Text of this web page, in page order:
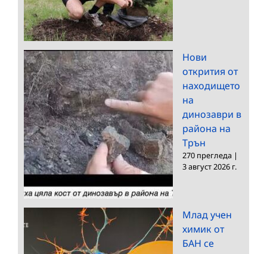
Нови
открития от
находището
на
динозаври в
района на
Трън
270 прегледа |
3 август 2026 г.
Млад учен
химик от
БАН се